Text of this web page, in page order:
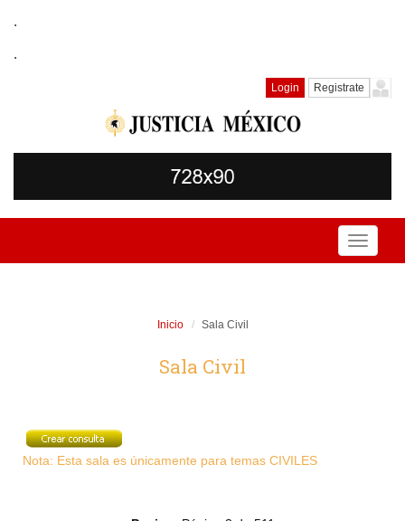
.
.
Login Registrate
Toggle
Inicio Sala Civil
Sala Civil
Nota: Esta sala es únicamente para temas CIVILES